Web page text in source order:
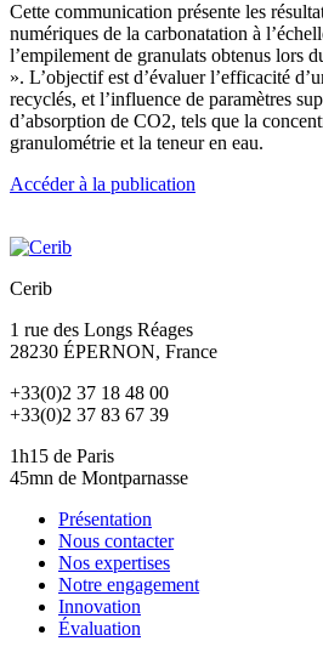
Cette communication présente les
numériques de la carbonatation à
l’empilement de granulats obtenus lors
». L’objectif est d’évaluer l’efficacité
recyclés, et l’influence de paramètres
d’absorption de CO2, tels que la
granulométrie et la teneur en eau.
Accéder à la publication
Cerib
1 rue des Longs Réages
28230 ÉPERNON, France
+33(0)2 37 18 48 00
+33(0)2 37 83 67 39
1h15 de Paris
45mn de Montparnasse
Présentation
Nous contacter
Nos expertises
Notre engagement
Innovation
Évaluation